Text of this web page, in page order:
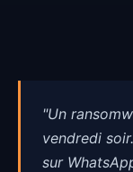
"Un
vendredi
sur